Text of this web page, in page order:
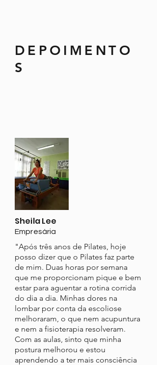
DEPOIMENTO
S
Sheila Lee
Empresária
"Após três anos de Pilates, hoje
posso dizer que o Pilates faz parte
de mim. Duas horas por semana
que me proporcionam pique e bem
estar para aguentar a rotina corrida
do dia a dia. Minhas dores na
lombar por conta da escoliose
melhoraram, o que nem acupuntura
e nem a fisioterapia resolveram.
Com as aulas, sinto que minha
postura melhorou e estou
aprendendo a ter mais consciência